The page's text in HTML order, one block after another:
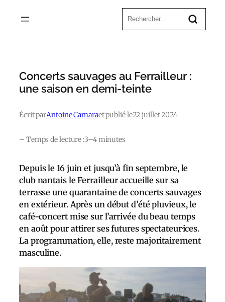
Concerts sauvages au Ferrailleur :
une saison en demi-teinte
Écrit parAntoine Camaraet publié le22 juillet 2024
– Temps de lecture :3–4 minutes
Depuis le 16 juin et jusqu’à fin septembre, le
club nantais le Ferrailleur accueille sur sa
terrasse une quarantaine de concerts sauvages
en extérieur. Après un début d’été pluvieux, le
café-concert mise sur l’arrivée du beau temps
en août pour attirer ses futures spectateur·ices.
La programmation, elle, reste majoritairement
masculine.